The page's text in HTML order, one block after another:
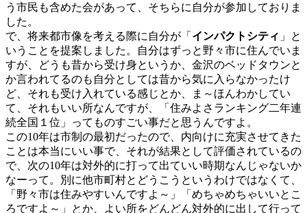
う市民も含めた会があって、そちらに自分が参加しておりま
した。
で、将来都市像を考える際に自分が「 インパクトシティ 」と
いうことを提案しました。自分はずっと野々市に住んでいま
すが、どうも昔から受け身というか、金沢のベッドタウンと
か言われてるのも自分としては昔から気に入らなかったけ
ど、それも受け入れている感じとか、ま～ほんわかしてい
て、それもいい所なんですが、「住みよさランキング二年連
続全国１位」ってものすごい事だと思うんですよ。
この10年は市制の最初だったので、内向けに充実させてきた
ことは本当にいい事で、それが結果として評価されているの
で、次の10年は対外的に打って出ていい時期なんじゃないか
なーって。別に他市町村とどうこうというわけではなくて、
「野々市は住みやすいんですよ～」「めちゃめちゃいいとこ
ろですよ～」とか、よい所をどんどん対外的に出して行って